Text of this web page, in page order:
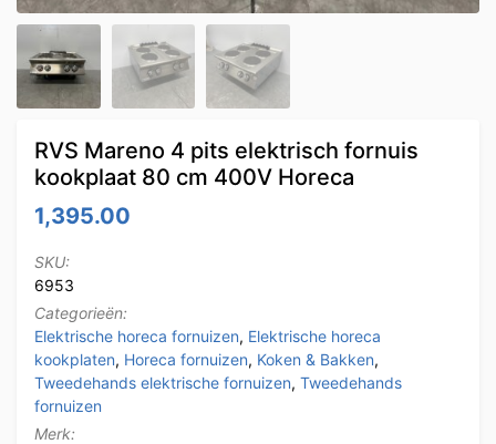
RVS Mareno 4 pits elektrisch fornuis
kookplaat 80 cm 400V Horeca
1,395.00
SKU:
6953
Categorieën:
Elektrische horeca fornuizen, Elektrische horeca
kookplaten, Horeca fornuizen, Koken & Bakken,
Tweedehands elektrische fornuizen, Tweedehands
fornuizen
Merk: